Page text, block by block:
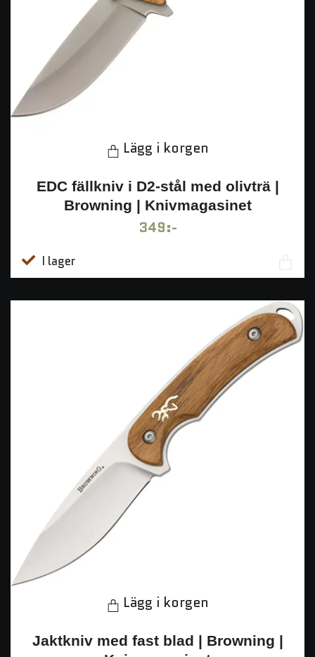
Lägg i korgen
EDC fällkniv i D2-stål med olivträ |
Browning | Knivmagasinet
349:-
I lager
Lägg i korgen
Jaktkniv med fast blad | Browning |